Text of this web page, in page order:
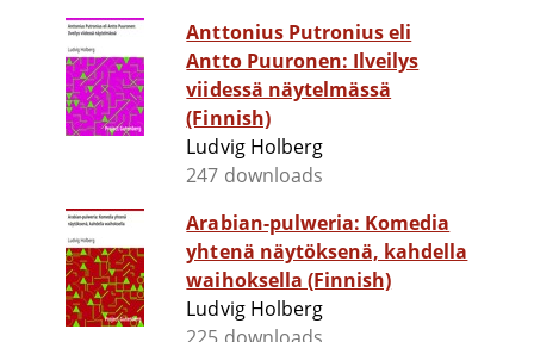
Anttonius Putronius eli
Antto Puuronen: Ilveilys
viidessä näytelmässä
(Finnish)
Ludvig Holberg
247 downloads
Arabian-pulweria: Komedia
yhtenä näytöksenä, kahdella
waihoksella (Finnish)
Ludvig Holberg